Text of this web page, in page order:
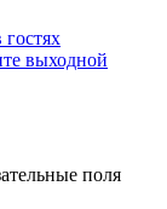
выходной
поля